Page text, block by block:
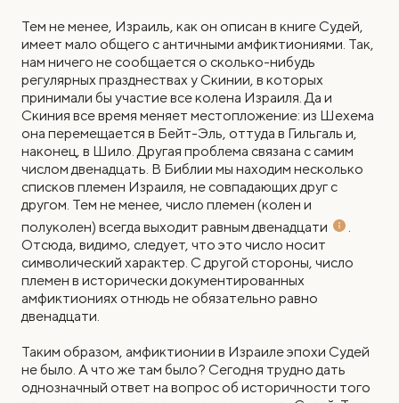
Тем не менее, Израиль, как он описан в книге Судей,
имеет мало общего с античными амфиктиониями. Так,
нам ничего не сообщается о сколько-нибудь
регулярных празднествах у Скинии, в которых
принимали бы участие все колена Израиля. Да и
Скиния все время меняет местопложение: из Шехема
она перемещается в Бейт-Эль, оттуда в Гильгаль и,
наконец, в Шило. Другая проблема связана с самим
числом двенадцать. В Библии мы находим несколько
списков племен Израиля, не совпадающих друг с
другом. Тем не менее, число племен (колен и
полуколен) всегда выходит равным двенадцати
.
Отсюда, видимо, следует, что это число носит
символический характер. С другой стороны, число
племен в исторически документированных
амфиктиониях отнюдь не обязательно равно
двенадцати.
Таким образом, амфиктионии в Израиле эпохи Судей
не было. А что же там было? Сегодня трудно дать
однозначный ответ на вопрос об историчности того